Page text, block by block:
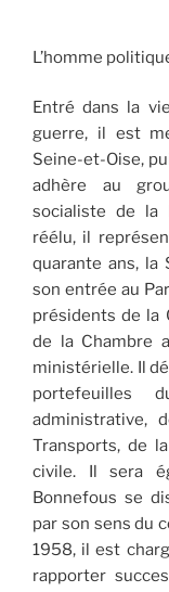
L’homme
Entré dans la
guerre, il est
Seine-et-Oise,
adhère au
socialiste de la
réélu, il
quarante ans, la
son entrée au
présidents de la
de la Chambre
ministérielle. Il
portefeuilles
administrative,
Transports, de
civile. Il sera
Bonnefous se
par son sens du
1958, il est
rapporter